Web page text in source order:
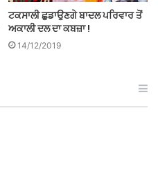
ਟਕਸਾਲੀ ਛੁਡਾਉਣਗੇ ਬਾਦਲ ਪਰਿਵਾਰ ਤੋਂ
ਅਕਾਲੀ ਦਲ ਦਾ ਕਬਜ਼ਾ !
14/12/2019